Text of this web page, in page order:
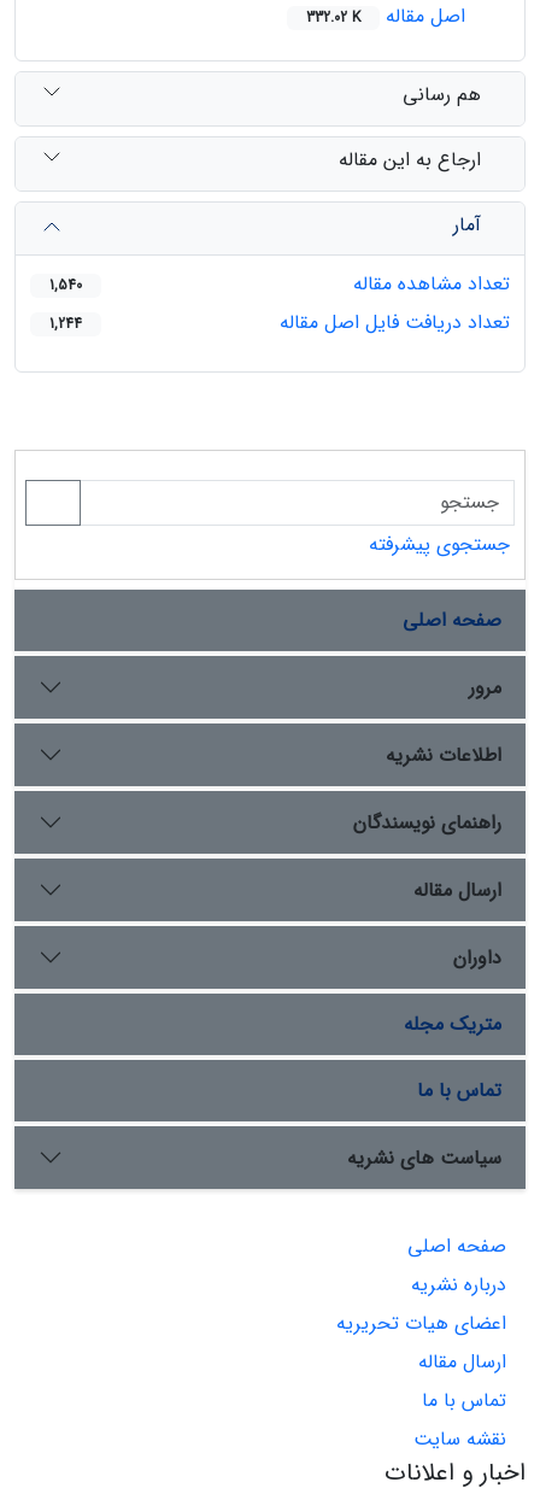
اصل مقاله
332.02 K
هم رسانی
ارجاع به این مقاله
آمار
تعداد مشاهده مقاله
1,540
تعداد دریافت فایل اصل مقاله 1,244
جستجوی پیشرفته
صفحه اصلی
مرور
اطلاعات نشریه
راهنمای نویسندگان
ارسال مقاله
داوران
متریک مجله
تماس با ما
سیاست های نشریه
صفحه اصلی
درباره نشریه
اعضای هیات تحریریه
ارسال مقاله
تماس با ما
نقشه سایت
اخبار و اعلانات